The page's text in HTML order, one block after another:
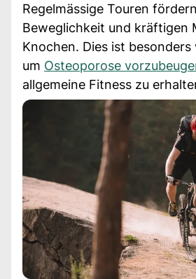
Regelmässige Touren
Beweglichkeit und kräftigen
Knochen. Dies ist
um Osteoporose
allgemeine Fitness zu